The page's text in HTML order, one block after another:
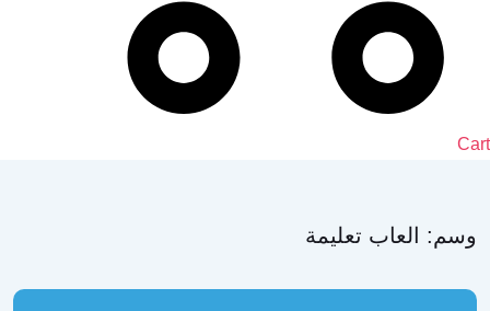
Cart
وسم: العاب تعليمة